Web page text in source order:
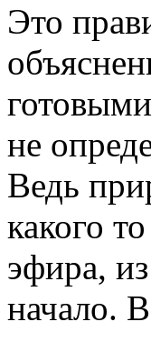
Это
не
Ведь
какого
эфира,
начало.